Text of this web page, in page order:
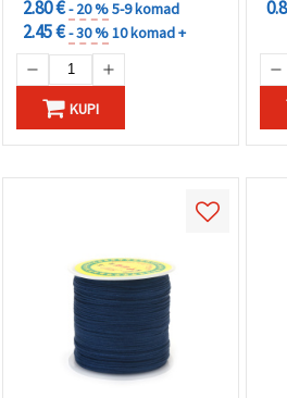
2.80 €- 20 %5-9 komad
2.45 €- 30 %10 komad +
KUPI